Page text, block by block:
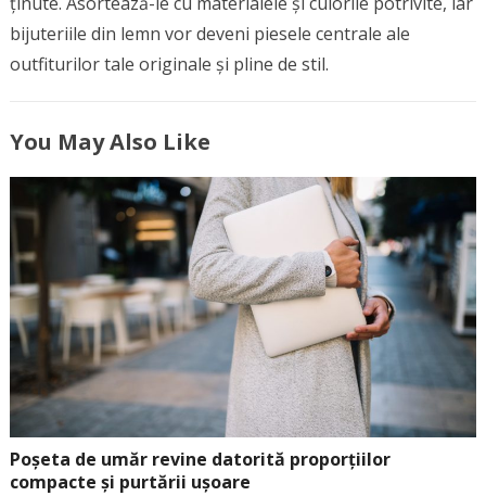
bijuteriile din lemn vor deveni piesele centrale ale
outfiturilor tale originale și pline de stil.
You May Also Like
Poșeta de umăr revine datorită proporțiilor
compacte și purtării ușoare